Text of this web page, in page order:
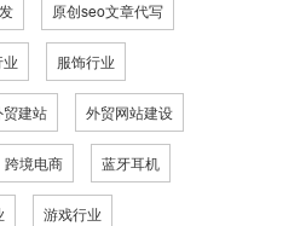
原创seo文章代写
服饰行业
贸建站 外贸网站建设
跨境电商 蓝牙耳机
游戏行业